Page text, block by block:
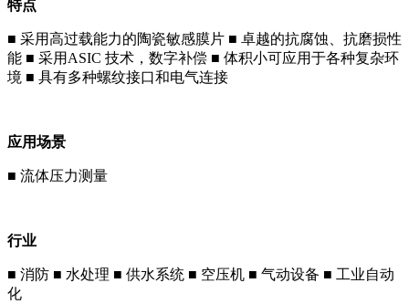
特点
■ 采用高过载能力的陶瓷敏感膜片 ■ 卓越的抗腐蚀、抗磨损性
能 ■ 采用ASIC 技术，数字补偿 ■ 体积小可应用于各种复杂环
境 ■ 具有多种螺纹接口和电气连接
应用场景
■ 流体压力测量
行业
■ 消防 ■ 水处理 ■ 供水系统 ■ 空压机 ■ 气动设备 ■ 工业自动
化